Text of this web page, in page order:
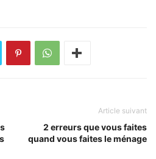
Article suivant
2 erreurs que vous faites
quand vous faites le ménage